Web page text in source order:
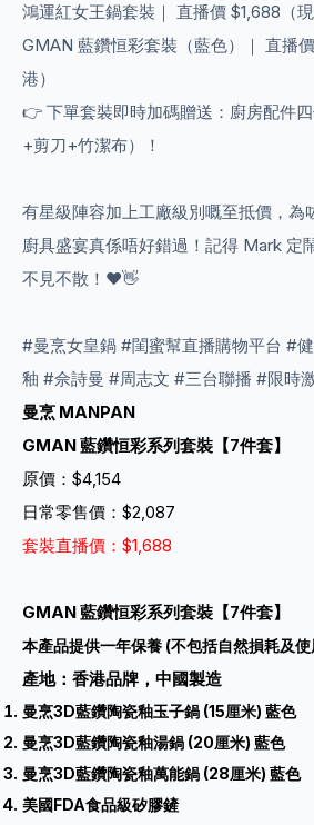
鴻運紅女王鍋套裝｜ 直播價 $1,688（現
GMAN 藍鑽恒彩套裝（藍色）｜ 直播
港）
👉 下單套裝即時加碼贈送：廚房配件
+剪刀+竹潔布）！
有星級陣容加上工廠級別嘅至抵價，為
廚具盛宴真係唔好錯過！記得 Mark 定
不見不散！❤️👋
#曼烹女皇鍋 #閨蜜幫直播購物平台 #
釉 #佘詩曼 #周志文 #三台聯播 #限時
曼烹 MANPAN
GMAN 藍鑽恒彩系列套裝【7件套】
原價：$4,154
日常零售價：$2,087
套裝直播價：$1,688
GMAN 藍鑽恒彩系列套裝【7件套】
本產品提供一年保養 (不包括自然損耗及
產地：香港品牌，中國製造
曼烹3D藍鑽陶瓷釉玉子鍋 (15厘米) 藍色
曼烹3D藍鑽陶瓷釉湯鍋 (20厘米) 藍色
曼烹3D藍鑽陶瓷釉萬能鍋 (28厘米) 藍色
美國FDA食品級矽膠鏟